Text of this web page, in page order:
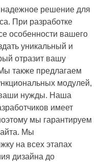
надежное решение для
При разработке
особенности вашего
уникальный и
отразит вашу
также предлагаем
модулей,
ваши нужды. Наша
имеет
мы гарантируем
Мы
на всех этапах
дизайна до